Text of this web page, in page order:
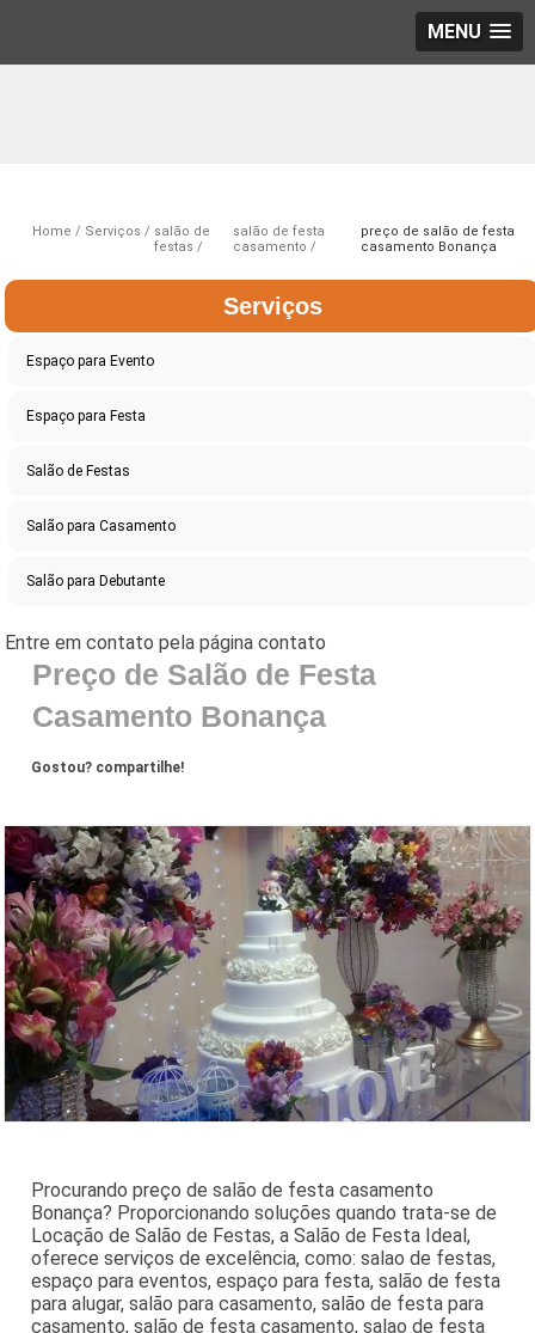
MENU
Home Serviços
salão de
festas
salão de festa
casamento
preço de salão de festa
casamento Bonança
Serviços
Espaço para Evento
Espaço para Festa
Salão de Festas
Salão para Casamento
Salão para Debutante
Preço de Salão de Festa
Casamento Bonança
Gostou? compartilhe!
Procurando preço de salão de festa casamento
Bonança? Proporcionando soluções quando trata-se de
Locação de Salão de Festas, a Salão de Festa Ideal,
oferece serviços de excelência, como: salao de festas,
espaço para eventos, espaço para festa, salão de festa
para alugar, salão para casamento, salão de festa para
casamento, salão de festa casamento, salao de festa